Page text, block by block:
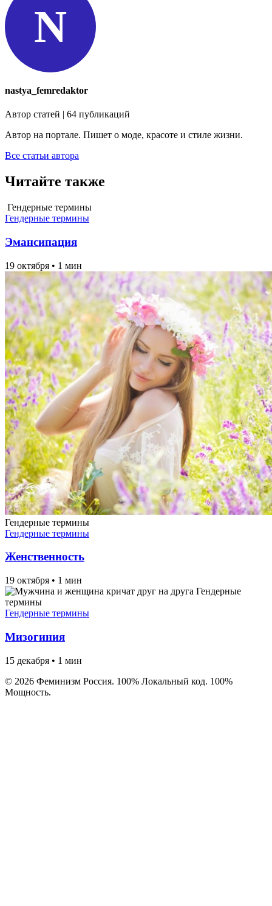
N
nastya_femredaktor
Автор статей | 64 публикаций
Автор на портале. Пишет о моде, красоте и стиле жизни.
Все статьи автора
Читайте также
Гендерные термины
Гендерные термины
Эмансипация
19 октября • 1 мин
Гендерные термины
Гендерные термины
Женственность
19 октября • 1 мин
Гендерные
термины
Гендерные термины
Мизогиния
15 декабря • 1 мин
© 2026 Феминизм Россия. 100% Локальный код. 100%
Мощность.